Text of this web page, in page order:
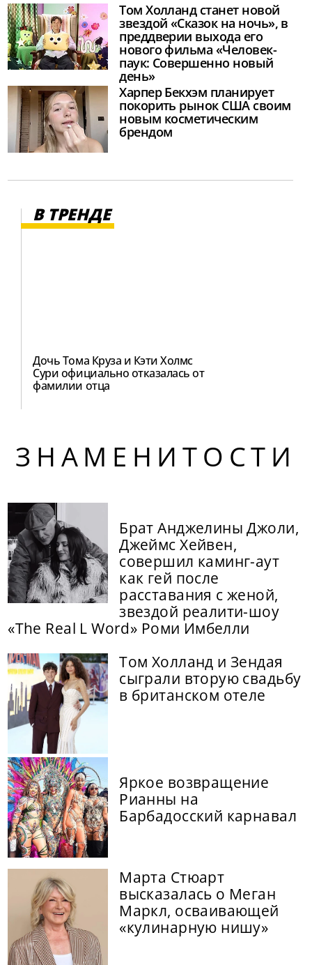
Том Холланд станет новой
звездой «Сказок на ночь», в
преддверии выхода его
нового фильма «Человек-
паук: Совершенно новый
день»
Харпер Бекхэм планирует
покорить рынок США своим
новым косметическим
брендом
В ТРЕНДЕ
Дочь Тома Круза и Кэти Холмс
Сури официально отказалась от
фамилии отца
ЗНАМЕНИТОСТИ
Брат Анджелины Джоли,
Джеймс Хейвен,
совершил каминг-аут
как гей после
расставания с женой,
звездой реалити-шоу
«The Real L Word» Роми Имбелли
Том Холланд и Зендая
сыграли вторую свадьбу
в британском отеле
Яркое возвращение
Рианны на
Барбадосский карнавал
Марта Стюарт
высказалась о Меган
Маркл, осваивающей
«кулинарную нишу»